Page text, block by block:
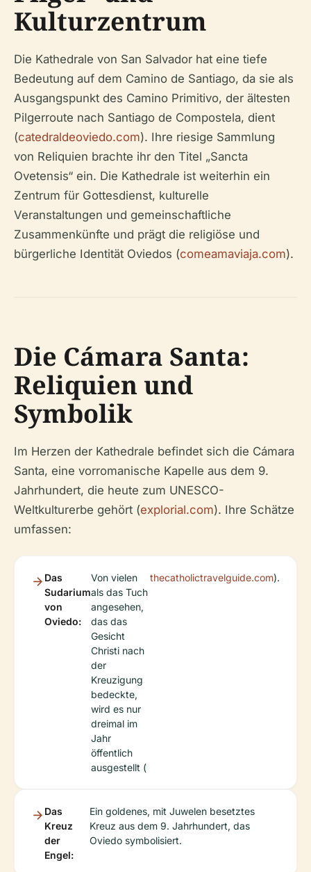
Kulturzentrum
Die Kathedrale von San Salvador hat eine tiefe
Bedeutung auf dem Camino de Santiago, da sie als
Ausgangspunkt des Camino Primitivo, der ältesten
Pilgerroute nach Santiago de Compostela, dient
(catedraldeoviedo.com). Ihre riesige Sammlung
von Reliquien brachte ihr den Titel „Sancta
Ovetensis“ ein. Die Kathedrale ist weiterhin ein
Zentrum für Gottesdienst, kulturelle
Veranstaltungen und gemeinschaftliche
Zusammenkünfte und prägt die religiöse und
bürgerliche Identität Oviedos (comeamaviaja.com).
Die Cámara Santa:
Reliquien und
Symbolik
Im Herzen der Kathedrale befindet sich die Cámara
Santa, eine vorromanische Kapelle aus dem 9.
Jahrhundert, die heute zum UNESCO-
Weltkulturerbe gehört (explorial.com). Ihre Schätze
umfassen:
Das
Sudarium
von
Oviedo:
Von vielen
als das Tuch
angesehen,
das das
Gesicht
Christi nach
der
Kreuzigung
bedeckte,
wird es nur
dreimal im
Jahr
öffentlich
ausgestellt (
thecatholictravelguide.com).
Das
Kreuz
der
Engel:
Ein goldenes, mit Juwelen besetztes
Kreuz aus dem 9. Jahrhundert, das
Oviedo symbolisiert.